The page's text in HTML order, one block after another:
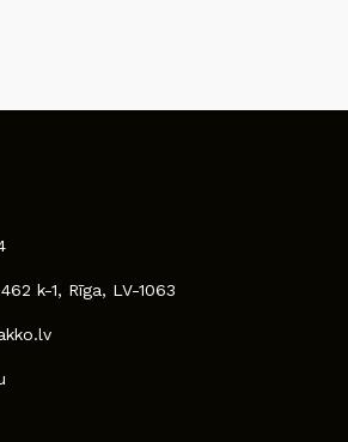
k-1, Rīga, LV-1063